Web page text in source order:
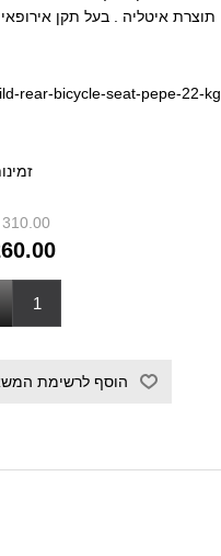
rear-bicycle-seat-pepe-22-kg